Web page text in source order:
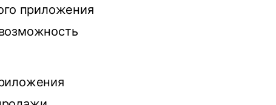
приложения